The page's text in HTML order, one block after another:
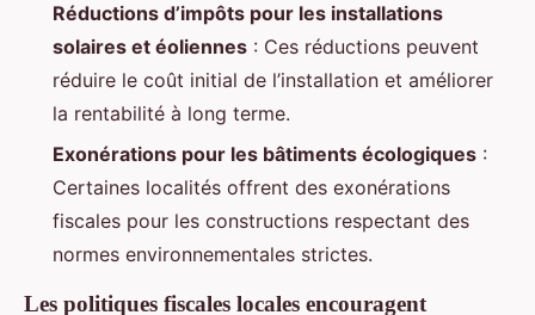
Réductions d’impôts pour les installations
solaires et éoliennes : Ces réductions peuvent
réduire le coût initial de l’installation et améliorer
la rentabilité à long terme.
Exonérations pour les bâtiments écologiques :
Certaines localités offrent des exonérations
fiscales pour les constructions respectant des
normes environnementales strictes.
Les politiques fiscales locales encouragent